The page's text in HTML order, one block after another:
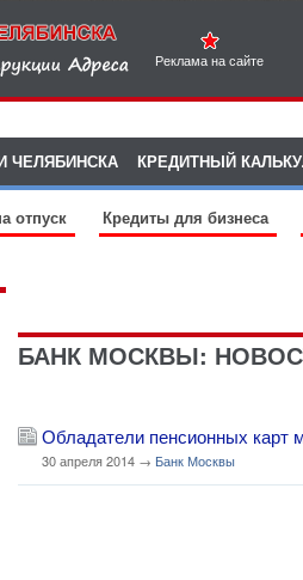
Реклама на сайте
ЧЕЛЯБИНСКА КРЕДИТНЫЙ
отпуск Кредиты для бизнеса
БАНК МОСКВЫ:
Обладатели пенсионных карт
30 апреля 2014 → Банк Москвы